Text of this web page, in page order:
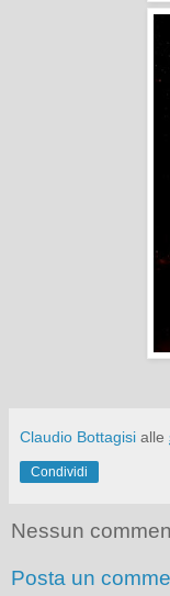
Claudio Bottagisi alle
Condividi
Nessun
Posta un